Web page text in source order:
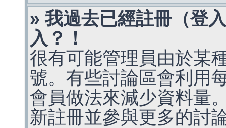
» 我過去已經註冊（登
入？！
很有可能管理員由於某
號。有些討論區會利用
會員做法來減少資料量
新註冊並參與更多的討